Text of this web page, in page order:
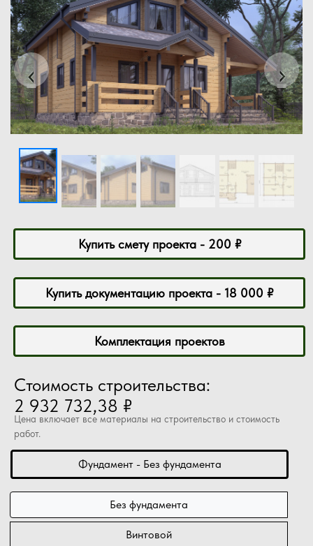
‹Previous ›Next
Купить смету проекта - 200 ₽
Купить документацию проекта - 18 000 ₽
Комплектация проектов
Стоимость строительства:
2 932 732,38 ₽
Цена включает все материалы на строительство и стоимость
работ.
Фундамент - Без фундамента
Без фундамента
Винтовой